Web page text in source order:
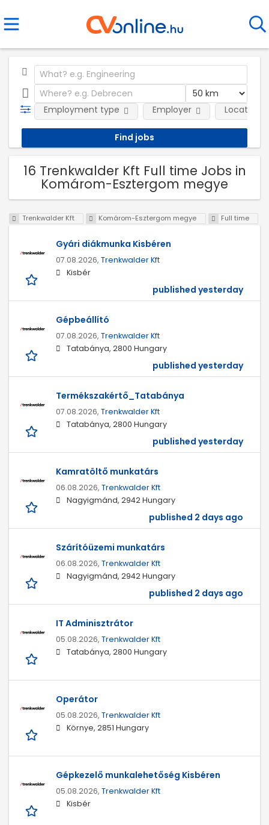
Employment type Employer Location
16 Trenkwalder Kft Full time Jobs in
Komárom-Esztergom megye
Trenkwalder Kft Komárom-Esztergom megye Full time
Gyári diákmunka Kisbéren
07.08.2026, Trenkwalder Kft
Kisbér
published yesterday
Gépbeállító
07.08.2026, Trenkwalder Kft
Tatabánya, 2800 Hungary
published yesterday
Termékszakértő_Tatabánya
07.08.2026, Trenkwalder Kft
Tatabánya, 2800 Hungary
published yesterday
Kamratöltő munkatárs
06.08.2026, Trenkwalder Kft
Nagyigmánd, 2942 Hungary
published 2 days ago
Szárítóüzemi munkatárs
06.08.2026, Trenkwalder Kft
Nagyigmánd, 2942 Hungary
published 2 days ago
IT Adminisztrátor
05.08.2026, Trenkwalder Kft
Tatabánya, 2800 Hungary
Operátor
05.08.2026, Trenkwalder Kft
Környe, 2851 Hungary
Gépkezelő munkalehetőség Kisbéren
05.08.2026, Trenkwalder Kft
Kisbér